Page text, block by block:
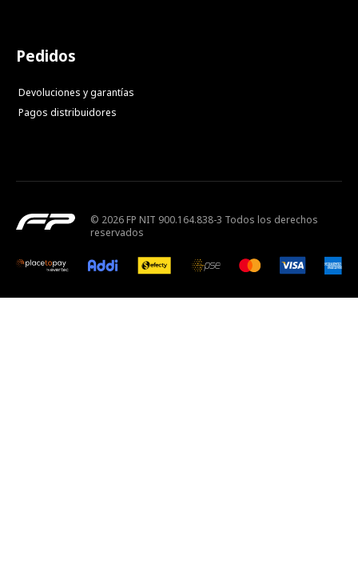
Pedidos
Devoluciones y garantías
Pagos distribuidores
© 2026 FP NIT 900.164.838-3 Todos los derechos
reservados